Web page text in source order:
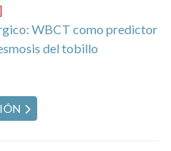
WBCT como predictor
del tobillo